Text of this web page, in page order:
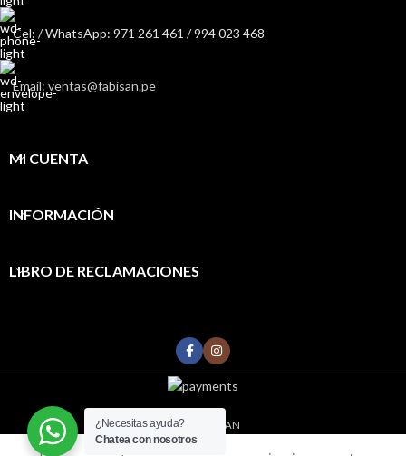
Cel: / WhatsApp: 971 261 461 / 994 023 468
Email: ventas@fabisan.pe
MI CUENTA
INFORMACIÓN
LIBRO DE RECLAMACIONES
2022 FABISAN
¿Necesitas ayuda?
Chatea con nosotros
0